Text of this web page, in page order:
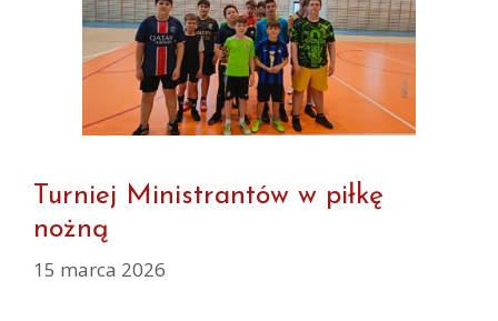
Turniej Ministrantów w piłkę
nożną
15 marca 2026